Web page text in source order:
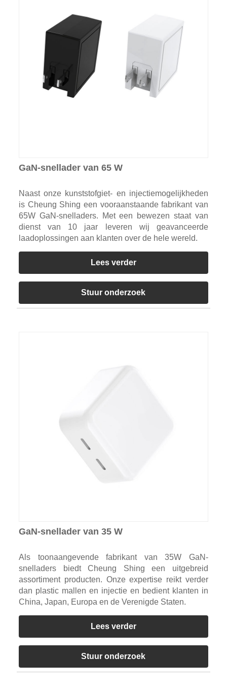
GaN-snellader van 65 W
Naast onze kunststofgiet- en injectiemogelijkheden
is Cheung Shing een vooraanstaande fabrikant van
65W GaN-snelladers. Met een bewezen staat van
dienst van 10 jaar leveren wij geavanceerde
laadoplossingen aan klanten over de hele wereld.
Lees verder
Stuur onderzoek
GaN-snellader van 35 W
Als toonaangevende fabrikant van 35W GaN-
snelladers biedt Cheung Shing een uitgebreid
assortiment producten. Onze expertise reikt verder
dan plastic mallen en injectie en bedient klanten in
China, Japan, Europa en de Verenigde Staten.
Lees verder
Stuur onderzoek